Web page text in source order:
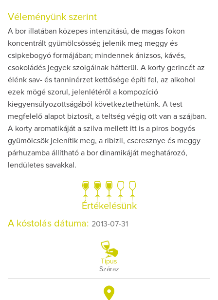
Véleményünk szerint
A bor illatában közepes intenzitású, de magas fokon
koncentrált gyümölcsösség jelenik meg meggy és
csipkebogyó formájában; mindennek ánizsos, kávés,
csokoládés jegyek szolgálnak hátterül. A korty gerincét az
élénk sav- és tanninérzet kettősége építi fel, az alkohol
ezek mögé szorul, jelenlétéről a kompozíció
kiegyensúlyozottságából következtethetünk. A test
megfelelő alapot biztosít, a teltség végig ott van a szájban.
A korty aromatikáját a szilva mellett itt is a piros bogyós
gyümölcsök jelenítik meg, a ribizli, cseresznye és meggy
párhuzamba állítható a bor dinamikáját meghatározó,
lendületes savakkal.
Értékelésünk
A kóstolás dátuma: 2013-07-31
Típus
Száraz